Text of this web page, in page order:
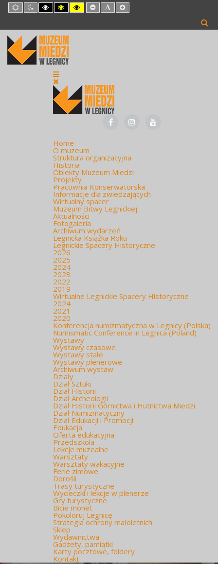
Default
mode
Night
mode
High
Contrast
mode
High
Contrast
mode
High
Contrast
mode
Set
Smaller
Set
Default
Set
Larger
Home
O muzeum
Struktura organizacyjna
Historia
Obiekty Muzeum Miedzi
Projekty
Pracownia Konserwatorska
Informacje dla zwiedzających
Wirtualny spacer
Muzeum Bitwy Legnickiej
Aktualności
Fotogaleria
Archiwum wydarzeń
Legnicka Książka Roku
Legnickie Spacery Historyczne
2026
2025
2024
2023
2022
2019
Wirtualne Legnickie Spacery Historyczne
2024
2021
2020
Konferencja numizmatyczna w Legnicy (Polska)
Numismatic Conference in Legnica (Poland)
Wystawy
Wystawy czasowe
Wystawy stałe
Wystawy plenerowe
Archiwum wystaw
Działy
Dział Sztuki
Dział Historii
Dział Archeologii
Dział Historii Górnictwa i Hutnictwa Miedzi
Dział Numizmatyczny
Dział Edukacji i Promocji
Edukacja
Oferta edukacyjna
Przedszkola
Lekcje muzealne
Warsztaty
Warsztaty wakacyjne
Ferie zimowe
Dorośli
Trasy turystyczne
Wycieczki i lekcje w plenerze
Gry turystyczne
Bicie monet
Pokoloruj Legnicę
Strategia ochrony małoletnich
Sklep
Wydawnictwa
Gadżety, pamiątki
Karty pocztowe, foldery
Kontakt